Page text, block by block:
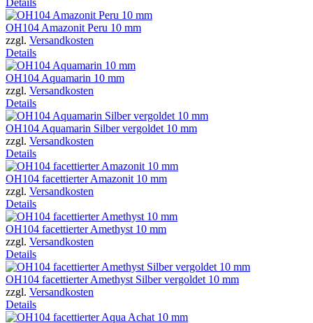
Details
OH104 Amazonit Peru 10 mm
zzgl. Versandkosten
Details
OH104 Aquamarin 10 mm
zzgl. Versandkosten
Details
OH104 Aquamarin Silber vergoldet 10 mm
zzgl. Versandkosten
Details
OH104 facettierter Amazonit 10 mm
zzgl. Versandkosten
Details
OH104 facettierter Amethyst 10 mm
zzgl. Versandkosten
Details
OH104 facettierter Amethyst Silber vergoldet 10 mm
zzgl. Versandkosten
Details